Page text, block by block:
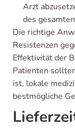
Arzt
des
Die richtige
Resistenzen
Effektivität der
Patienten
ist, lokale
bestmögliche